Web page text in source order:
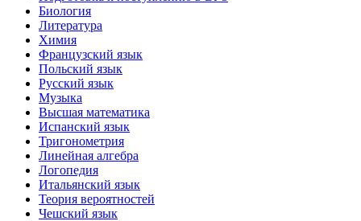
Биология
Литература
Химия
Французский язык
Польский язык
Русский язык
Музыка
Высшая математика
Испанский язык
Тригонометрия
Линейная алгебра
Логопедия
Итальянский язык
Теория вероятностей
Чешский язык